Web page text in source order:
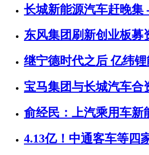
长城新能源汽车赶晚集
东风集团刷新创业板募
继宁德时代之后 亿纬
宝马集团与长城汽车合
俞经民：上汽乘用车新
4.13亿！中通客车等四